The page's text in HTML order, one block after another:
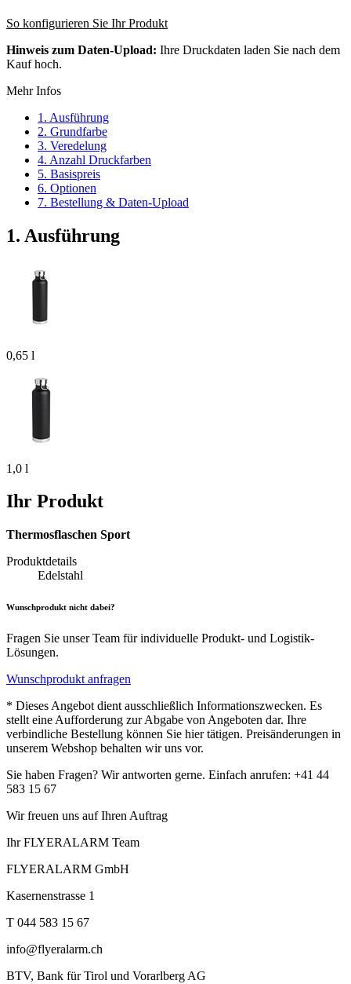
So konfigurieren Sie Ihr Produkt
Hinweis zum Daten-Upload: Ihre Druckdaten laden Sie nach dem
Kauf hoch.
Mehr Infos
1. Ausführung
2. Grundfarbe
3. Veredelung
4. Anzahl Druckfarben
5. Basispreis
6. Optionen
7. Bestellung & Daten-Upload
1. Ausführung
0,65 l
1,0 l
Ihr Produkt
Thermosflaschen Sport
Produktdetails
Edelstahl
Wunschprodukt nicht dabei?
Fragen Sie unser Team für individuelle Produkt- und Logistik-
Lösungen.
Wunschprodukt anfragen
* Dieses Angebot dient ausschließlich Informationszwecken. Es
stellt eine Aufforderung zur Abgabe von Angeboten dar. Ihre
verbindliche Bestellung können Sie hier tätigen. Preisänderungen in
unserem Webshop behalten wir uns vor.
Sie haben Fragen? Wir antworten gerne. Einfach anrufen: +41 44
583 15 67
Wir freuen uns auf Ihren Auftrag
Ihr FLYERALARM Team
FLYERALARM GmbH
Kasernenstrasse 1
T 044 583 15 67
info@flyeralarm.ch
BTV, Bank für Tirol und Vorarlberg AG